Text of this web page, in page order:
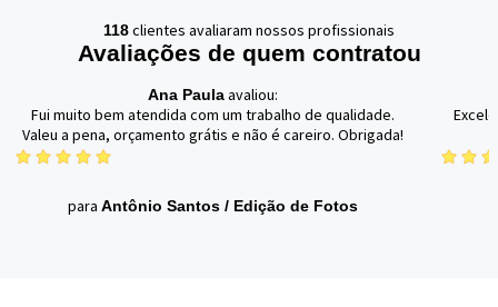
118clientes avaliaram nossos profissionais
Avaliações de quem contratou
Ana Paulaavaliou:
Fui muito bem atendida com um trabalho de qualidade.
Valeu a pena, orçamento grátis e não é careiro. Obrigada!
para Antônio Santos / Edição de Fotos